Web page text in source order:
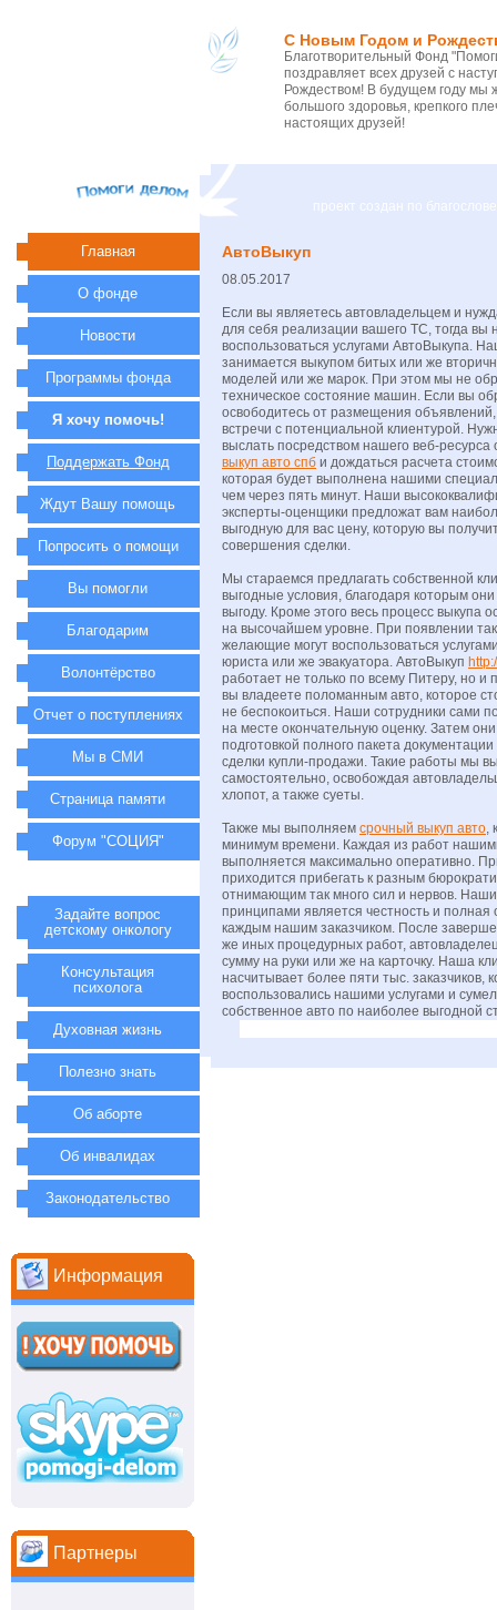
С Новым Годом и
Благотворительный Фонд
поздравляет всех друзей с
Рождеством! В будущем году
большого здоровья, крепкого
настоящих друзей!
проект создан по
АвтоВыкуп
08.05.2017
Если вы являетесь автовладельцем и
для себя реализации вашего ТС, тогда
воспользоваться услугами АвтоВыкупа.
занимается выкупом битых или же
моделей или же марок. При этом мы не
техническое состояние машин. Если вы
освободитесь от размещения
встречи с потенциальной клиентурой.
выслать посредством нашего веб-ресурса
выкуп авто спб и дождаться расчета
которая будет выполнена нашими
чем через пять минут. Наши
эксперты-оценщики предложат вам
выгодную для вас цену, которую вы
совершения сделки.
Мы стараемся предлагать собственной
выгодные условия, благодаря которым
выгоду. Кроме этого весь процесс выкупа
на высочайшем уровне. При появлении
желающие могут воспользоваться
юриста или же эвакуатора. АвтоВыкуп
работает не только по всему Питеру, но и
вы владеете поломанным авто, которое
не беспокоиться. Наши сотрудники сами
на месте окончательную оценку. Затем
подготовкой полного пакета
сделки купли-продажи. Такие работы мы
самостоятельно, освобождая
хлопот, а также суеты.
Также мы выполняем срочный выкуп авто,
минимум времени. Каждая из работ
выполняется максимально оперативно.
приходится прибегать к разным
отнимающим так много сил и нервов.
принципами является честность и полная
каждым нашим заказчиком. После
же иных процедурных работ,
сумму на руки или же на карточку. Наша
насчитывает более пяти тыс. заказчиков,
воспользовались нашими услугами и
собственное авто по наиболее выгодной
Главная
О фонде
Новости
Программы фонда
Я хочу помочь!
Поддержать Фонд
Ждут Вашу помощь
Попросить о помощи
Вы помогли
Благодарим
Волонтёрство
Отчет о поступлениях
Мы в СМИ
Страница памяти
Форум "СОЦИЯ"
Задайте вопрос
детскому онкологу
Консультация
психолога
Духовная жизнь
Полезно знать
Об аборте
Об инвалидах
Законодательство
Информация
Партнеры